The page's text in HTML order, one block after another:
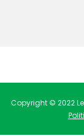
Copyright © 2022